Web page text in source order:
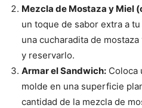
Mezcla de Mostaza y Miel
un toque de sabor extra a
una cucharadita de
y reservarlo.
Armar el Sandwich: Coloca
molde en una superficie
cantidad de la mezcla de